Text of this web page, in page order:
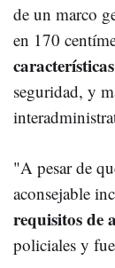
de un marco
en 170
seguridad, y
"A pesar de
aconsejable
requisitos de
policiales y